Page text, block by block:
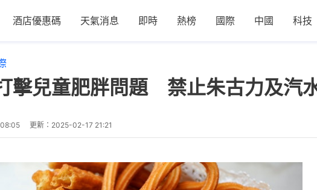
酒店優惠碼 天氣消息 即時 熱榜 國際 中國 科技
擊兒童肥胖問題 禁止朱古力及汽
更新： 2025-02-17 21:21